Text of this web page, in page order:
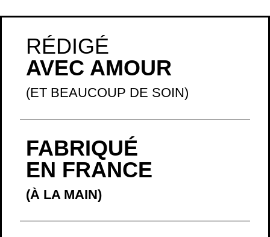
RÉDIGÉ
AVEC AMOUR
(ET BEAUCOUP DE SOIN)
FABRIQUÉ
EN FRANCE
(À LA MAIN)